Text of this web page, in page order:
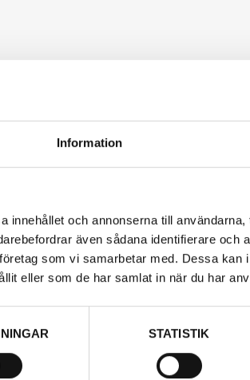
Information
innehållet och annonserna till
även sådana identifierare och
som vi samarbetar med. Dessa kan
eller som de har samlat in när du har
STATISTIK
Price,
414.00
Web